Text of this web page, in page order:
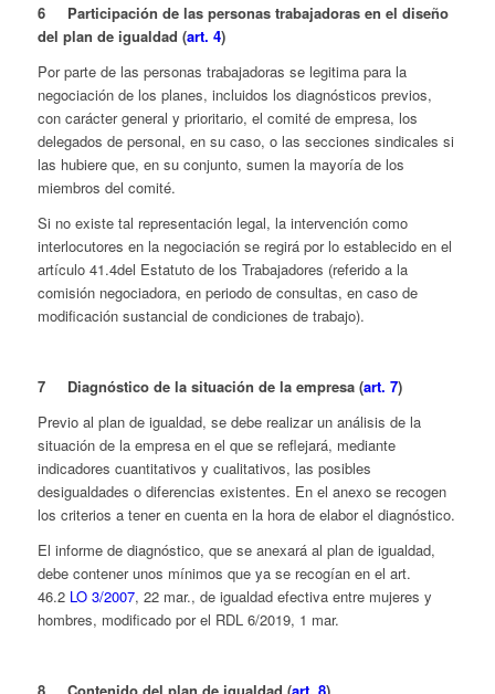
6 Participación de las personas trabajadoras en el diseño
del plan de igualdad (art. 4)
Por parte de las personas trabajadoras se legitima para la
negociación de los planes, incluidos los diagnósticos previos,
con carácter general y prioritario, el comité de empresa, los
delegados de personal, en su caso, o las secciones sindicales si
las hubiere que, en su conjunto, sumen la mayoría de los
miembros del comité.
Si no existe tal representación legal, la intervención como
interlocutores en la negociación se regirá por lo establecido en el
artículo 41.4del Estatuto de los Trabajadores (referido a la
comisión negociadora, en periodo de consultas, en caso de
modificación sustancial de condiciones de trabajo).
7 Diagnóstico de la situación de la empresa (art. 7)
Previo al plan de igualdad, se debe realizar un análisis de la
situación de la empresa en el que se reflejará, mediante
indicadores cuantitativos y cualitativos, las posibles
desigualdades o diferencias existentes. En el anexo se recogen
los criterios a tener en cuenta en la hora de elabor el diagnóstico.
El informe de diagnóstico, que se anexará al plan de igualdad,
debe contener unos mínimos que ya se recogían en el art.
46.2LO 3/2007, 22 mar., de igualdad efectiva entre mujeres y
hombres, modificado por el RDL 6/2019, 1 mar.